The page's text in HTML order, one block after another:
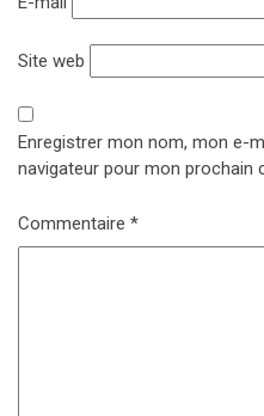
Site web
Enregistrer mon nom, mon e-
navigateur pour mon prochain
Commentaire *